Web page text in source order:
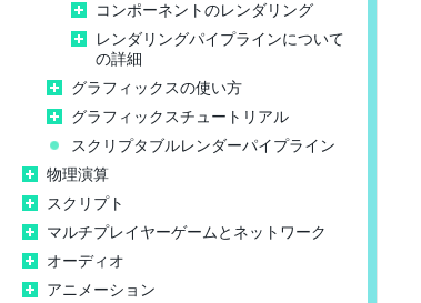
コンポーネントのレンダリング
レンダリングパイプラインについて
の詳細
グラフィックスの使い方
グラフィックスチュートリアル
スクリプタブルレンダーパイプライン
物理演算
スクリプト
マルチプレイヤーゲームとネットワーク
オーディオ
アニメーション